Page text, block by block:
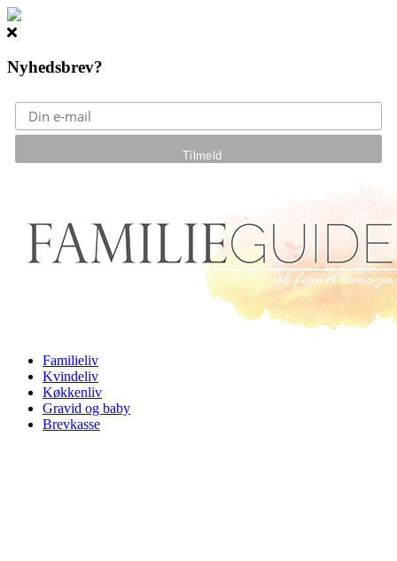
Nyhedsbrev?
Familieliv
Kvindeliv
Køkkenliv
Gravid og baby
Brevkasse